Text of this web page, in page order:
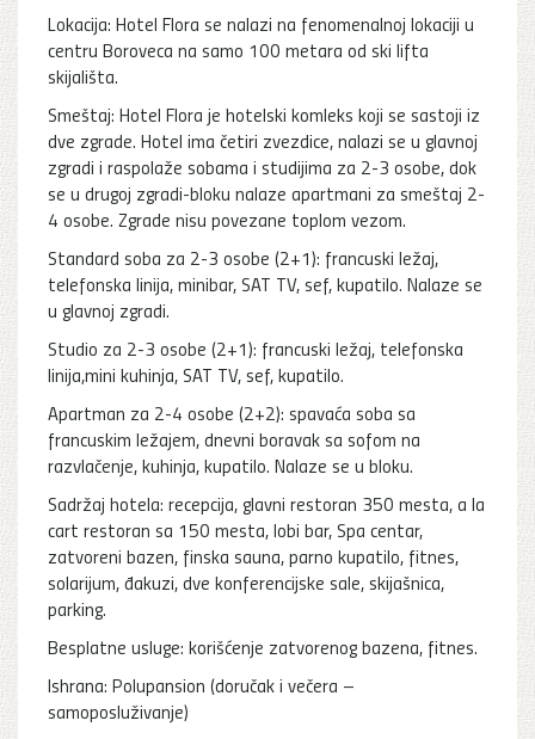
Lokacija: Hotel Flora se nalazi na fenomenalnoj lokaciji u
centru Boroveca na samo 100 metara od ski lifta
skijališta.
Smeštaj: Hotel Flora je hotelski komleks koji se sastoji iz
dve zgrade. Hotel ima četiri zvezdice, nalazi se u glavnoj
zgradi i raspolaže sobama i studijima za 2-3 osobe, dok
se u drugoj zgradi-bloku nalaze apartmani za smeštaj 2-
4 osobe. Zgrade nisu povezane toplom vezom.
Standard soba za 2-3 osobe (2+1): francuski ležaj,
telefonska linija, minibar, SAT TV, sef, kupatilo. Nalaze se
u glavnoj zgradi.
Studio za 2-3 osobe (2+1): francuski ležaj, telefonska
linija,mini kuhinja, SAT TV, sef, kupatilo.
Apartman za 2-4 osobe (2+2): spavaća soba sa
francuskim ležajem, dnevni boravak sa sofom na
razvlačenje, kuhinja, kupatilo. Nalaze se u bloku.
Sadržaj hotela: recepcija, glavni restoran 350 mesta, a la
cart restoran sa 150 mesta, lobi bar, Spa centar,
zatvoreni bazen, finska sauna, parno kupatilo, fitnes,
solarijum, đakuzi, dve konferencijske sale, skijašnica,
parking.
Besplatne usluge: korišćenje zatvorenog bazena, fitnes.
Ishrana: Polupansion (doručak i večera –
samoposluživanje)